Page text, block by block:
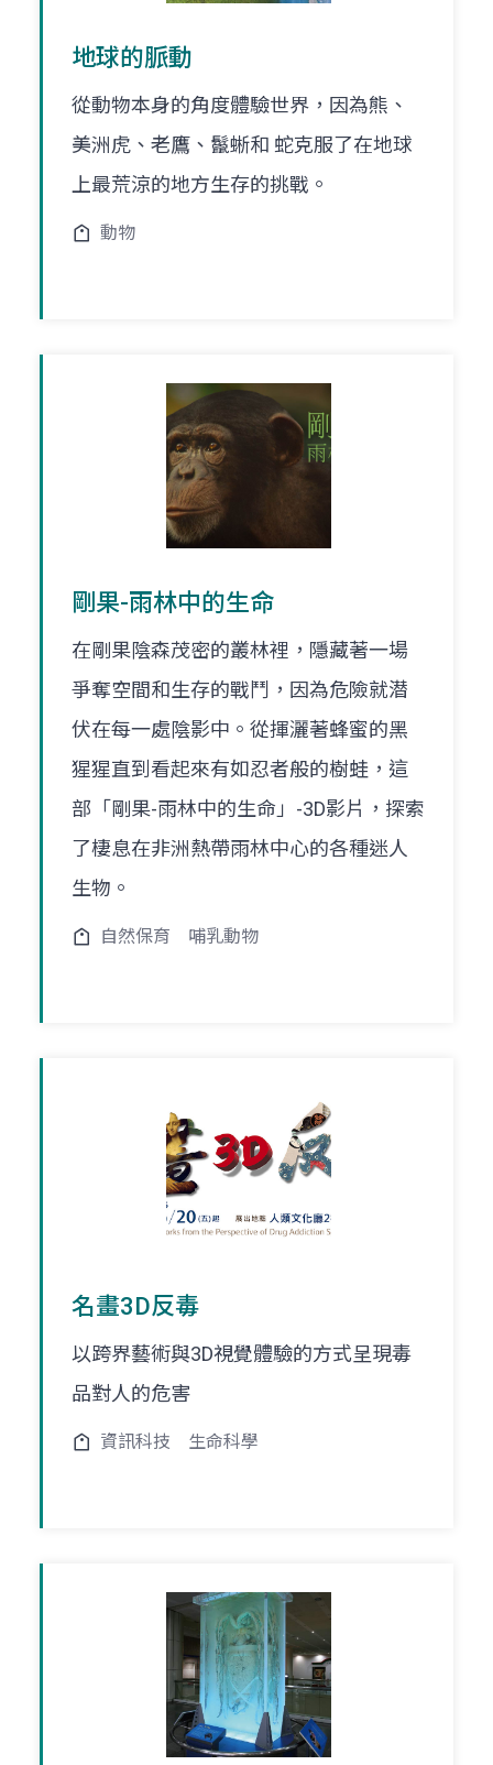
地球的脈動
從動物本身的角度體驗世界，因為熊、
美洲虎、老鷹、鬣蜥和 蛇克服了在地球
上最荒涼的地方生存的挑戰。
動物
剛果-雨林中的生命
在剛果陰森茂密的叢林裡，隱藏著一場
爭奪空間和生存的戰鬥，因為危險就潜
伏在每一處陰影中。從揮灑著蜂蜜的黑
猩猩直到看起來有如忍者般的樹蛙，這
部「剛果-雨林中的生命」-3D影片，探索
了棲息在非洲熱帶雨林中心的各種迷人
生物。
自然保育 哺乳動物
名畫3D反毒
以跨界藝術與3D視覺體驗的方式呈現毒
品對人的危害
資訊科技 生命科學